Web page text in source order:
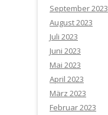
September 2023
August 2023
Juli 2023
Juni 2023
Mai 2023
April 2023
März 2023
Februar 2023